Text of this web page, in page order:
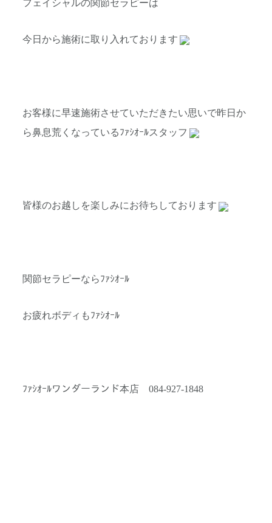
フェイシャルの関節セラピーは
今日から施術に取り入れております
お客様に早速施術させていただきたい思いで昨日か
ら鼻息荒くなっているﾌｧｼｵｰﾙスタッフ
皆様のお越しを楽しみにお待ちしております
関節セラピーならﾌｧｼｵｰﾙ
お疲れボディもﾌｧｼｵｰﾙ
ﾌｧｼｵｰﾙワンダーランド本店 084-927-1848